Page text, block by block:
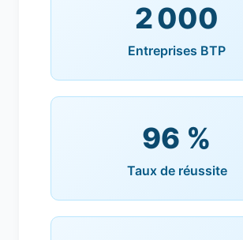
2 000
Entreprises BTP
96 %
Taux de réussite